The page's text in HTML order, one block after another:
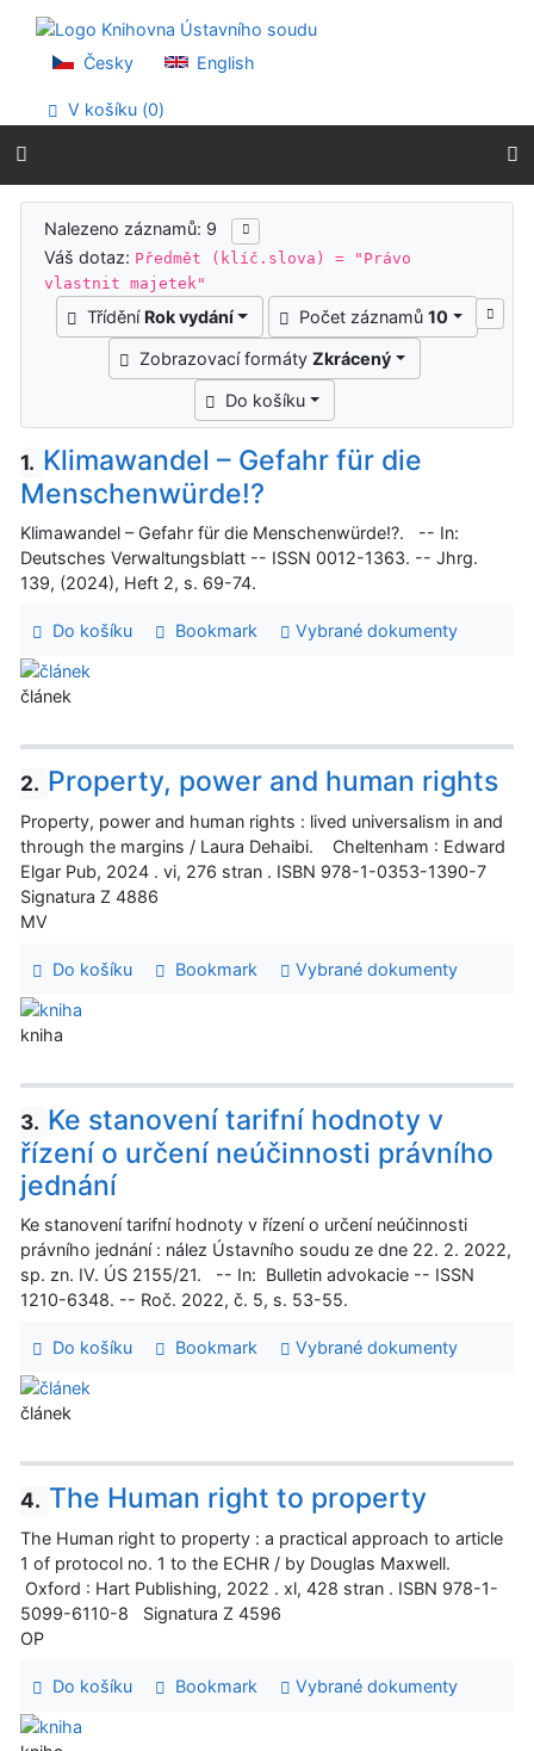
Přejít na menu
Prohlášení o webové přístupnosti
Česky English
V košíku (0)
Výsledky vyhledávání
Nalezeno záznamů: 9
Váš dotaz: Předmět (klíč.slova) = "Právo
vlastnit majetek"
Třídění Rok vydání Počet záznamů 10
Zobrazovací formáty Zkrácený
Do košíku
1. Klimawandel – Gefahr für die
Menschenwürde!?
Klimawandel – Gefahr für die Menschenwürde!?. -- In:
Deutsches Verwaltungsblatt -- ISSN 0012-1363. -- Jhrg.
139, (2024), Heft 2, s. 69-74.
Do košíku Bookmark Vybrané dokumenty
článek
2. Property, power and human rights
Property, power and human rights : lived universalism in and
through the margins / Laura Dehaibi. Cheltenham : Edward
Elgar Pub, 2024 . vi, 276 stran . ISBN 978-1-0353-1390-7
Signatura Z 4886
MV
Do košíku Bookmark Vybrané dokumenty
kniha
3. Ke stanovení tarifní hodnoty v
řízení o určení neúčinnosti právního
jednání
Ke stanovení tarifní hodnoty v řízení o určení neúčinnosti
právního jednání : nález Ústavního soudu ze dne 22. 2. 2022,
sp. zn. IV. ÚS 2155/21. -- In: Bulletin advokacie -- ISSN
1210-6348. -- Roč. 2022, č. 5, s. 53-55.
Do košíku Bookmark Vybrané dokumenty
článek
4. The Human right to property
The Human right to property : a practical approach to article
1 of protocol no. 1 to the ECHR / by Douglas Maxwell.
Oxford : Hart Publishing, 2022 . xl, 428 stran . ISBN 978-1-
5099-6110-8 Signatura Z 4596
OP
Do košíku Bookmark Vybrané dokumenty